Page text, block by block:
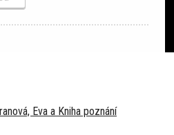
Eva a Kniha poznání